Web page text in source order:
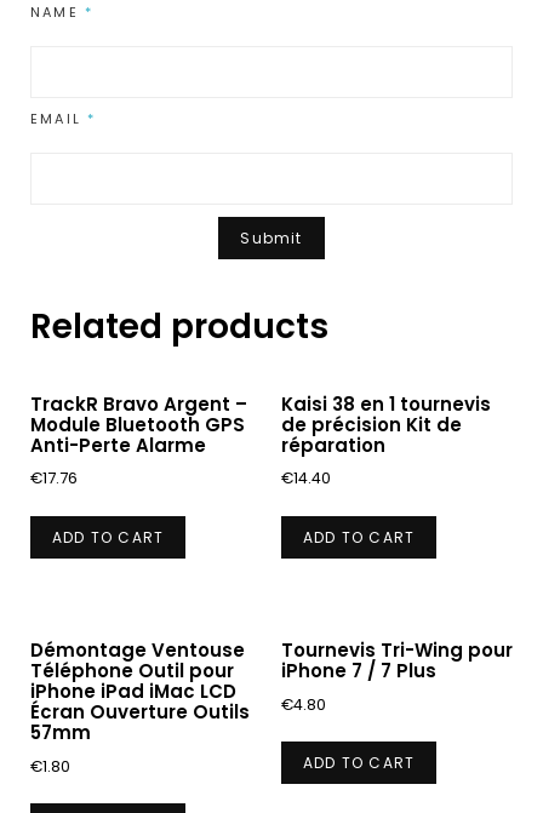
NAME *
EMAIL *
Related products
TrackR Bravo Argent –
Module Bluetooth GPS
Anti-Perte Alarme
€17.76
ADD TO CART
Kaisi 38 en 1 tournevis
de précision Kit de
réparation
€14.40
ADD TO CART
Démontage Ventouse
Téléphone Outil pour
iPhone iPad iMac LCD
Écran Ouverture Outils
57mm
€1.80
Tournevis Tri-Wing pour
iPhone 7 / 7 Plus
€4.80
ADD TO CART